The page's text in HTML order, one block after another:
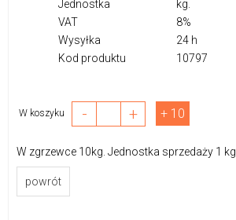
Jednostka
kg.
VAT
8%
Wysyłka
24 h
Kod produktu
10797
W koszyku - + + 10
W zgrzewce 10kg. Jednostka sprzedaży 1 kg.
powrót